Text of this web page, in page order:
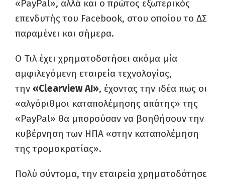
«PayPal», αλλά και ο πρώτος εξωτερικός
επενδυτής του Facebook, στου οποίου το ΔΣ
παραμένει και σήμερα.
Ο Τιλ έχει χρηματοδοτήσει ακόμα μία
αμφιλεγόμενη εταιρεία τεχνολογίας,
την «Clearview AI», έχοντας την ιδέα πως οι
«αλγόριθμοι καταπολέμησης απάτης» της
«PayPal» θα μπορούσαν να βοηθήσουν την
κυβέρνηση των ΗΠΑ «στην καταπολέμηση
της τρομοκρατίας».
Πολύ σύντομα, την εταιρεία χρηματοδότησε